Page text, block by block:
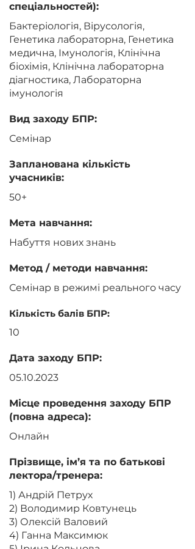
спеціальностей):
Бактеріологія, Вірусологія,
Генетика лабораторна, Генетика
медична, Імунологія, Клінічна
біохімія, Клінічна лабораторна
діагностика, Лабораторна
імунологія
Вид заходу БПР:
Семінар
Запланована кількість
учасників:
50+
Мета навчання:
Набуття нових знань
Метод / методи навчання:
Семінар в режимі реального часу
Кількість балів БПР:
10
Дата заходу БПР:
05.10.2023
Місце проведення заходу БПР
(повна адреса):
Онлайн
Прізвище, ім’я та по батькові
лектора/тренера:
1) Андрій Петрух
2) Володимир Ковтунець
3) Олексій Валовий
4) Ганна Максимюк